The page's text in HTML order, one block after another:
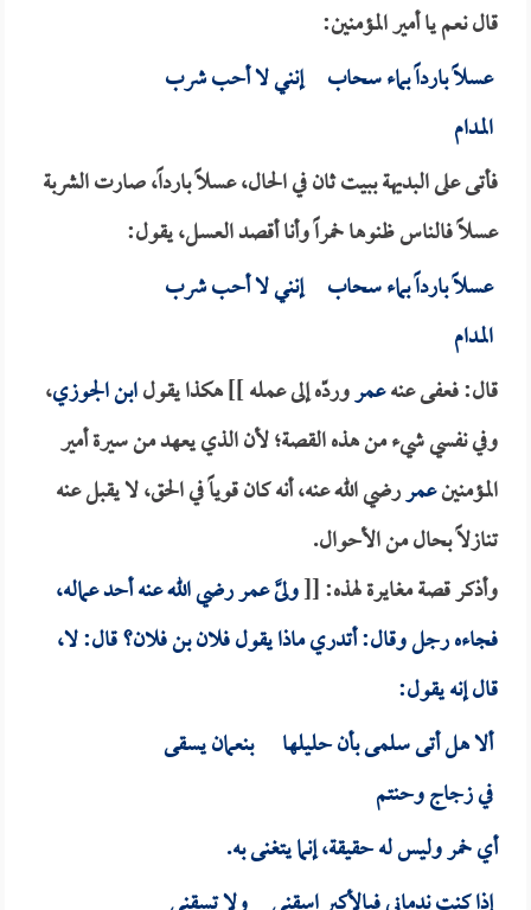
قال نعم يا أمير المؤمنين:
عسلاً بارداً بماء سحاب إنني لا أحب شرب
المدام
فأتى على البديهة ببيت ثان في الحال، عسلاً بارداً، صارت الشربة
عسلاً فالناس ظنوها خمراً وأنا أقصد العسل، يقول:
عسلاً بارداً بماء سحاب إنني لا أحب شرب
المدام
قال: فعفى عنهعمروردّه إلى عمله ]] هكذا يقولابن الجوزي،
وفي نفسي شيء من هذه القصة؛ لأن الذي يعهد من سيرة أمير
المؤمنينعمررضي الله عنه، أنه كان قوياً في الحق، لا يقبل عنه
تنازلاً بحال من الأحوال.
وأذكر قصة مغايرة لهذه: [[ولىَّعمررضي الله عنه أحد عماله،
فجاءه رجل وقال: أتدري ماذا يقول فلان بن فلان؟ قال: لا،
قال إنه يقول:
ألا هل أتى سلمى بأن حليلها بنعمان يسقى
في زجاج وحنتم
أي خمر وليس له حقيقة، إنما يتغنى به.